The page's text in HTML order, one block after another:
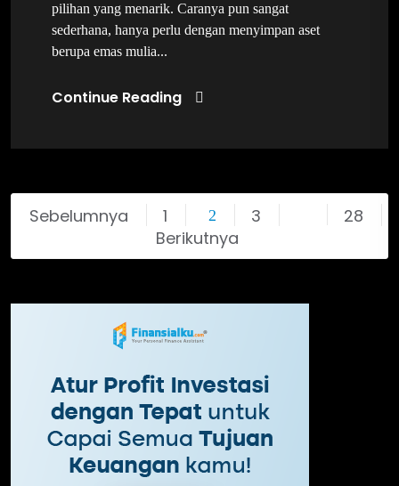
pilihan yang menarik. Caranya pun sangat
sederhana, hanya perlu dengan menyimpan aset
berupa emas mulia...
Continue Reading
Sebelumnya 1 2 3
28
Berikutnya